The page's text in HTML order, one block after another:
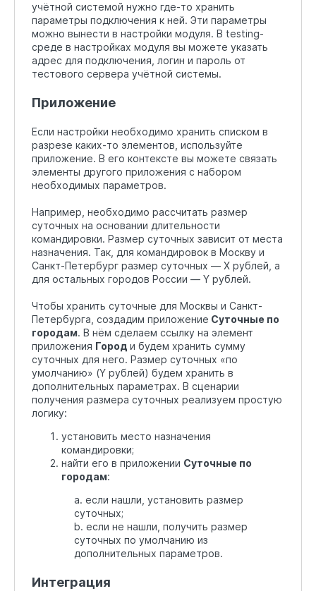
учётной системой нужно где-то хранить
параметры подключения к ней. Эти параметры
можно вынести в настройки модуля. В testing-
среде в настройках модуля вы можете указать
адрес для подключения, логин и пароль от
тестового сервера учётной системы.
Приложение
Если настройки необходимо хранить списком в
разрезе каких-то элементов, используйте
приложение. В его контексте вы можете связать
элементы другого приложения с набором
необходимых параметров.
Например, необходимо рассчитать размер
суточных на основании длительности
командировки. Размер суточных зависит от места
назначения. Так, для командировок в Москву и
Санкт-Петербург размер суточных — X рублей, а
для остальных городов России — Y рублей.
Чтобы хранить суточные для Москвы и Санкт-
Петербурга, создадим приложение Суточные по
городам. В нём сделаем ссылку на элемент
приложения Город и будем хранить сумму
суточных для него. Размер суточных «по
умолчанию» (Y рублей) будем хранить в
дополнительных параметрах. В сценарии
получения размера суточных реализуем простую
логику:
установить место назначения
командировки;
найти его в приложении Суточные по
городам:
a. если нашли, установить размер
суточных;
b. если не нашли, получить размер
суточных по умолчанию из
дополнительных параметров.​
Интеграция